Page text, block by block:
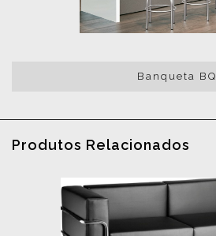
Banqueta BQ
Produtos Relacionados